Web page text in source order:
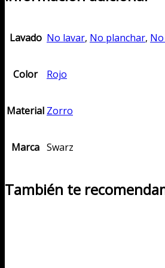
Lavado No lavar, No planchar,
Color Rojo
Material Zorro
Marca Swarz
También te